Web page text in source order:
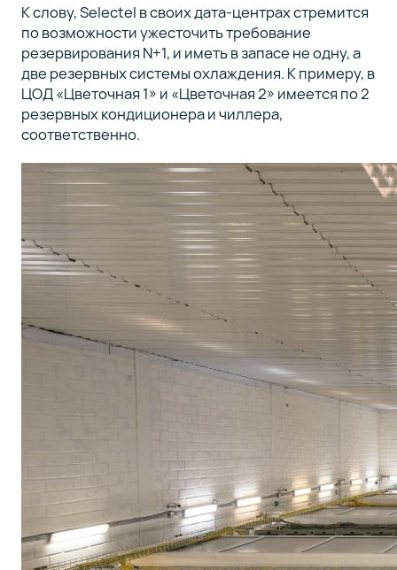
К слову, Selectel в своих дата-центрах стремится
по возможности ужесточить требование
резервирования N+1, и иметь в запасе не одну, а
две резервных системы охлаждения. К примеру, в
ЦОД «Цветочная 1» и «Цветочная 2» имеется по 2
резервных кондиционера и чиллера,
соответственно.